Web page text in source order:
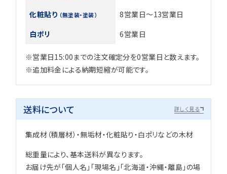
化粧貼り （無塗装・塗装）
8営業日～13営業日
白ポリ
6営業日
※営業日15:00までの注文確定分を0営業日と数えます。
※追加料金による納期短縮が可能です。
送料について 詳しく見る
集成材（積層材）・無垢材・化粧貼り・白ポリなどの木材
総重量により、基本送料が異なります。
お届け先が「個人名」「現場名」「北海道・沖縄・離島」の場